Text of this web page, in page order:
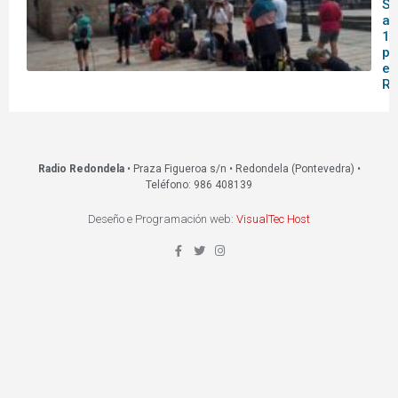
14
en
Radio Redondela• Praza Figueroa s/n • Redondela (Pontevedra) •
Teléfono: 986 408139
Deseño e Programación web: VisualTec Host